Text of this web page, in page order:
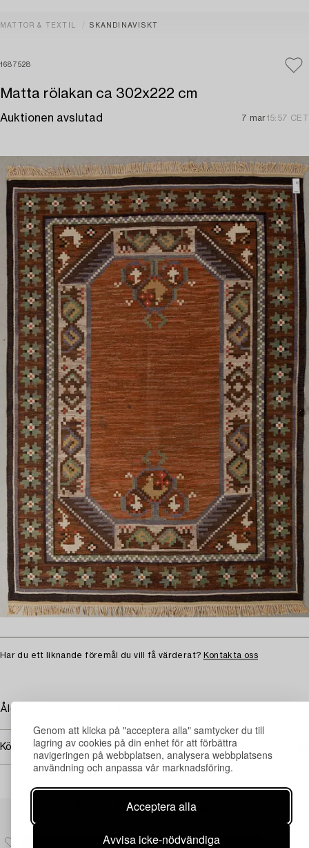
Genom att klicka på "acceptera alla" samtycker du till
lagring av cookies på din enhet för att förbättra
navigeringen på webbplatsen, analysera webbplatsens
användning och anpassa vår marknadsföring.
Acceptera alla
Avvisa icke-nödvändiga
MATTOR & TEXTIL SKANDINAVISKT
1687528
Matta rölakan ca 302x222 cm
Auktionen avslutad 7 mar15:57 CET
Har du ett liknande föremål du vill få värderat? Kontakta oss
Åldersrelaterat slitage. Skadade fransar/senare påsydd
Köpinformation
Andra har även tittat på